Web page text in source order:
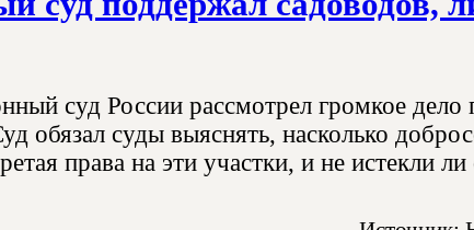
суд России рассмотрел громкое дело
обязал суды выяснять, насколько
права на эти участки, и не истекли